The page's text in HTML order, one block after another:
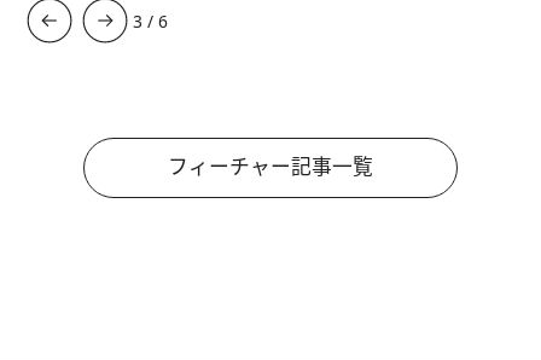
3 /6
フィーチャー記事一覧